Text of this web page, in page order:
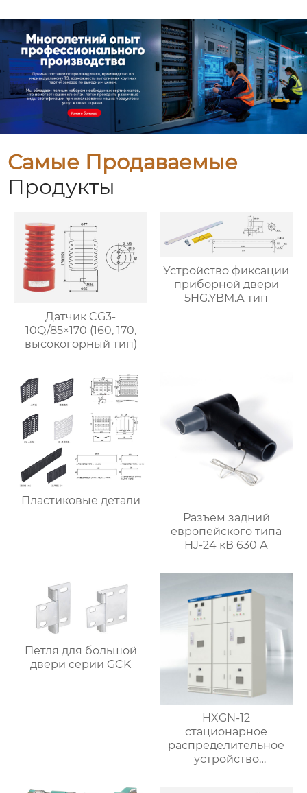
Самые Продаваемые
Продукты
Датчик CG3-
10Q/85×170 (160, 170,
высокогорный тип)
Устройство фиксации
приборной двери
5HG.YBM.А тип
Пластиковые детали
Разъем задний
европейского типа
HJ-24 кВ 630 А
Петля для большой
двери серии GCK
HXGN-12
стационарное
распределительное
устройство